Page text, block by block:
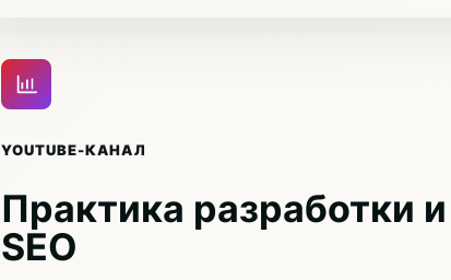
YOUTUBE-КАНАЛ
Практика разработки и
SEO